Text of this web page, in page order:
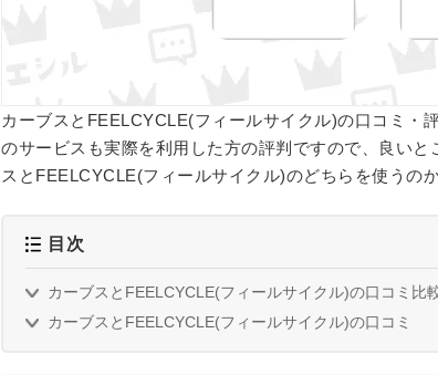
カーブスとFEELCYCLE(フィールサイクル)の口コミ・
のサービスも実際を利用した方の評判ですので、良い
スとFEELCYCLE(フィールサイクル)のどちらを使うの
目次
カーブスとFEELCYCLE(フィールサイクル)の口コミ比
カーブスとFEELCYCLE(フィールサイクル)の口コミ